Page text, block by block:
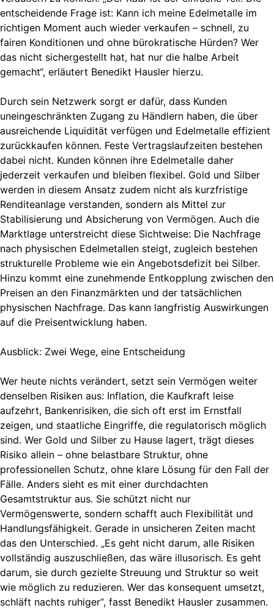
entscheidende Frage ist: Kann ich meine Edelmetalle im
richtigen Moment auch wieder verkaufen – schnell, zu
fairen Konditionen und ohne bürokratische Hürden? Wer
das nicht sichergestellt hat, hat nur die halbe Arbeit
gemacht“, erläutert Benedikt Hausler hierzu.
Durch sein Netzwerk sorgt er dafür, dass Kunden
uneingeschränkten Zugang zu Händlern haben, die über
ausreichende Liquidität verfügen und Edelmetalle effizient
zurückkaufen können. Feste Vertragslaufzeiten bestehen
dabei nicht. Kunden können ihre Edelmetalle daher
jederzeit verkaufen und bleiben flexibel. Gold und Silber
werden in diesem Ansatz zudem nicht als kurzfristige
Renditeanlage verstanden, sondern als Mittel zur
Stabilisierung und Absicherung von Vermögen. Auch die
Marktlage unterstreicht diese Sichtweise: Die Nachfrage
nach physischen Edelmetallen steigt, zugleich bestehen
strukturelle Probleme wie ein Angebotsdefizit bei Silber.
Hinzu kommt eine zunehmende Entkopplung zwischen den
Preisen an den Finanzmärkten und der tatsächlichen
physischen Nachfrage. Das kann langfristig Auswirkungen
auf die Preisentwicklung haben.
Ausblick: Zwei Wege, eine Entscheidung
Wer heute nichts verändert, setzt sein Vermögen weiter
denselben Risiken aus: Inflation, die Kaufkraft leise
aufzehrt, Bankenrisiken, die sich oft erst im Ernstfall
zeigen, und staatliche Eingriffe, die regulatorisch möglich
sind. Wer Gold und Silber zu Hause lagert, trägt dieses
Risiko allein – ohne belastbare Struktur, ohne
professionellen Schutz, ohne klare Lösung für den Fall der
Fälle. Anders sieht es mit einer durchdachten
Gesamtstruktur aus. Sie schützt nicht nur
Vermögenswerte, sondern schafft auch Flexibilität und
Handlungsfähigkeit. Gerade in unsicheren Zeiten macht
das den Unterschied. „Es geht nicht darum, alle Risiken
vollständig auszuschließen, das wäre illusorisch. Es geht
darum, sie durch gezielte Streuung und Struktur so weit
wie möglich zu reduzieren. Wer das konsequent umsetzt,
schläft nachts ruhiger“, fasst Benedikt Hausler zusammen.